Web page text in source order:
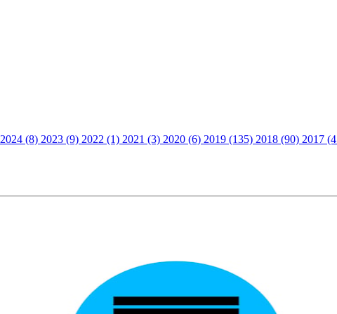
2024 (8) 2023 (9) 2022 (1) 2021 (3) 2020 (6) 2019 (135) 2018 (90) 2017